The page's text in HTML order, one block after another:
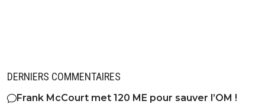
DERNIERS COMMENTAIRES
Frank McCourt met 120 ME pour sauver l’OM !